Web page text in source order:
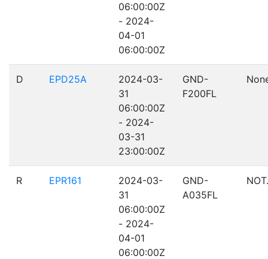
06:00:00Z
- 2024-
04-01
06:00:00Z
D EPD25A
2024-03-
31
06:00:00Z
- 2024-
03-31
23:00:00Z
GND-
F200FL
R EPR161
2024-03-
31
06:00:00Z
- 2024-
04-01
06:00:00Z
GND-
A035FL